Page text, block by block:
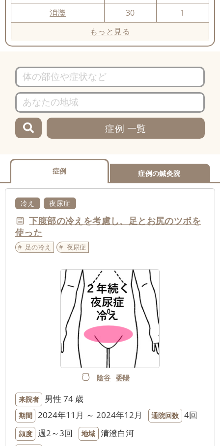
消濼
30
1
もっと見る
症例 一覧
症例 症例の鍼灸院
冷え 夜尿症
下腹部の冷えを考慮し、足とお尻のツボを
使った
足の冷え 夜尿症
陰谷 委陽
来院者 男性 74 歳
期間 2024年11月 ～ 2024年12月 通院回数 4回
頻度 週2～3回 地域 清澄白河